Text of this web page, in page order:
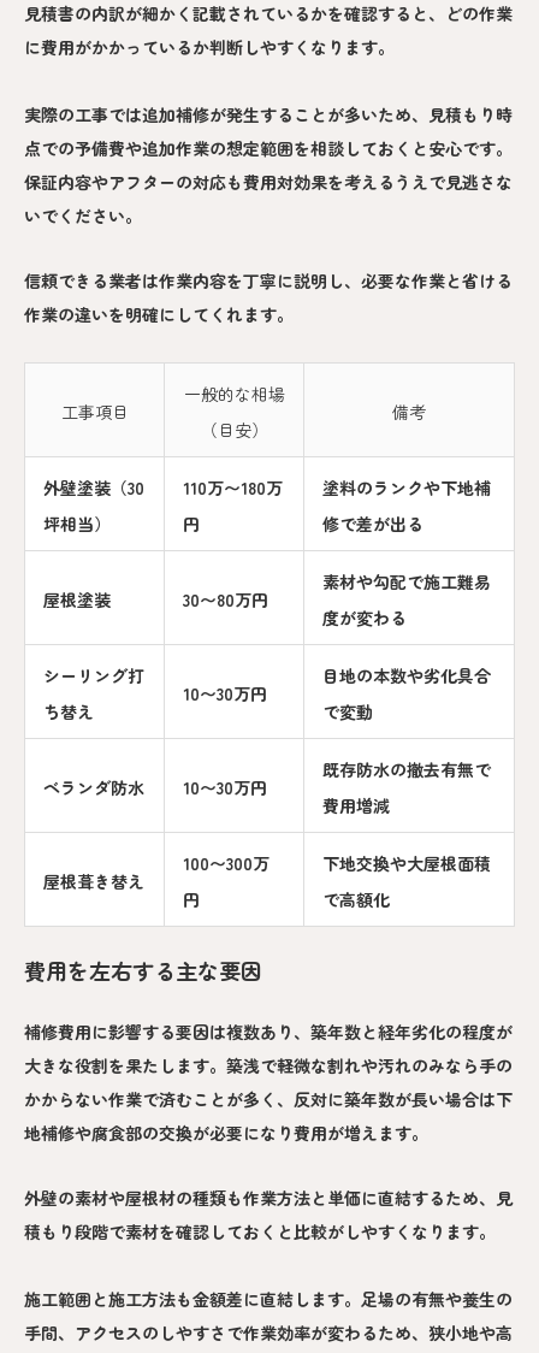
見積書の内訳が細かく記載されているかを確認すると、どの作業
に費用がかかっているか判断しやすくなります。
実際の工事では追加補修が発生することが多いため、見積もり時
点での予備費や追加作業の想定範囲を相談しておくと安心です。
保証内容やアフターの対応も費用対効果を考えるうえで見逃さな
いでください。
信頼できる業者は作業内容を丁寧に説明し、必要な作業と省ける
作業の違いを明確にしてくれます。
工事項目
一般的な相場
（目安）
備考
外壁塗装（30
坪相当）
110万〜180万
円
塗料のランクや下地補
修で差が出る
屋根塗装 30〜80万円
素材や勾配で施工難易
度が変わる
シーリング打
ち替え
10〜30万円
目地の本数や劣化具合
で変動
ベランダ防水 10〜30万円
既存防水の撤去有無で
費用増減
屋根葺き替え
100〜300万
円
下地交換や大屋根面積
で高額化
費用を左右する主な要因
補修費用に影響する要因は複数あり、築年数と経年劣化の程度が
大きな役割を果たします。築浅で軽微な割れや汚れのみなら手の
かからない作業で済むことが多く、反対に築年数が長い場合は下
地補修や腐食部の交換が必要になり費用が増えます。
外壁の素材や屋根材の種類も作業方法と単価に直結するため、見
積もり段階で素材を確認しておくと比較がしやすくなります。
施工範囲と施工方法も金額差に直結します。足場の有無や養生の
手間、アクセスのしやすさで作業効率が変わるため、狭小地や高